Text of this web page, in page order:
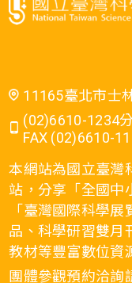
11165臺北市士
(02)6610-1234
FAX (02)6610-
本網站為國立臺灣
站，分享「全國中
「臺灣國際科學
品、科學研習雙月
教材等豐富數位資
團體參觀預約洽詢